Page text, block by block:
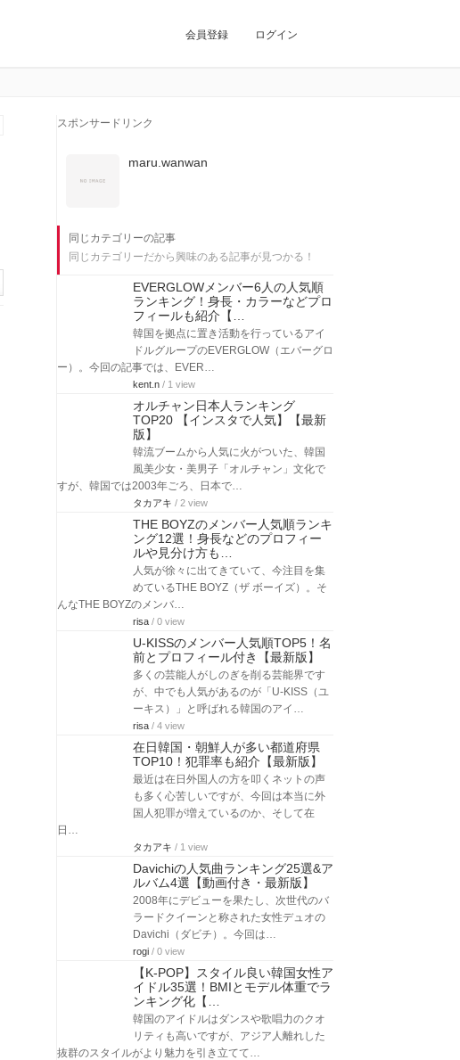
会員登録 ログイン
スポンサードリンク
maru.wanwan
同じカテゴリーの記事
同じカテゴリーだから興味のある記事が見つかる！
EVERGLOWメンバー6人の人気順
ランキング！身長・カラーなどプロ
フィールも紹介【…
韓国を拠点に置き活動を行っているアイ
ドルグループのEVERGLOW（エバーグロ
ー）。今回の記事では、EVER…
kent.n / 1 view
オルチャン日本人ランキング
TOP20 【インスタで人気】【最新
版】
韓流ブームから人気に火がついた、韓国
風美少女・美男子「オルチャン」文化で
すが、韓国では2003年ごろ、日本で…
タカアキ / 2 view
THE BOYZのメンバー人気順ランキ
ング12選！身長などのプロフィー
ルや見分け方も…
人気が徐々に出てきていて、今注目を集
めているTHE BOYZ（ザ ボーイズ）。そ
んなTHE BOYZのメンバ…
risa / 0 view
U-KISSのメンバー人気順TOP5！名
前とプロフィール付き【最新版】
多くの芸能人がしのぎを削る芸能界です
が、中でも人気があるのが「U-KISS（ユ
ーキス）」と呼ばれる韓国のアイ…
risa / 4 view
在日韓国・朝鮮人が多い都道府県
TOP10！犯罪率も紹介【最新版】
最近は在日外国人の方を叩くネットの声
も多く心苦しいですが、今回は本当に外
国人犯罪が増えているのか、そして在
日…
タカアキ / 1 view
Davichiの人気曲ランキング25選&ア
ルバム4選【動画付き・最新版】
2008年にデビューを果たし、次世代のバ
ラードクイーンと称された女性デュオの
Davichi（ダビチ）。今回は…
rogi / 0 view
【K-POP】スタイル良い韓国女性ア
イドル35選！BMIとモデル体重でラ
ンキング化【…
韓国のアイドルはダンスや歌唱力のクオ
リティも高いですが、アジア人離れした
抜群のスタイルがより魅力を引き立てて…